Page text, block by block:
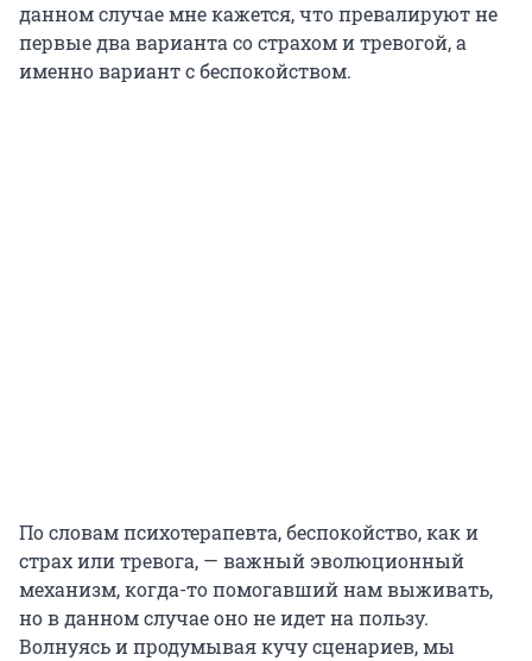
данном случае мне кажется, что превалируют не
первые два варианта со страхом и тревогой, а
именно вариант с беспокойством.
По словам психотерапевта, беспокойство, как и
страх или тревога, — важный эволюционный
механизм, когда-то помогавший нам выживать,
но в данном случае оно не идет на пользу.
Волнуясь и продумывая кучу сценариев, мы